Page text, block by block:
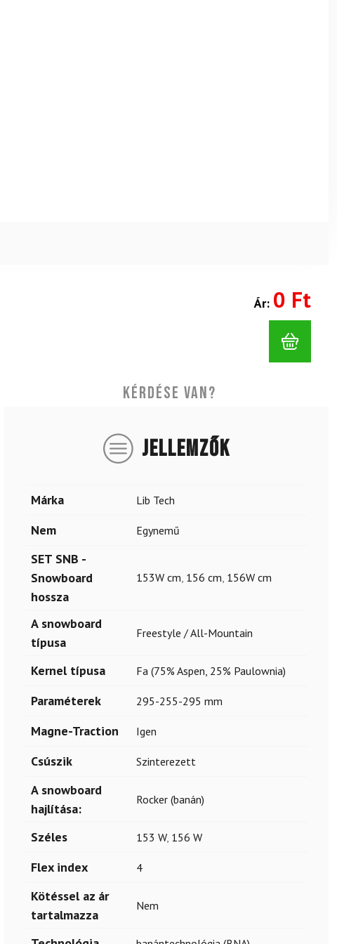
Ár: 0 Ft
Kérdése van?
JELLEMZŐK
Márka Lib Tech
Nem Egynemű
SET SNB -
Snowboard
hossza
153W cm, 156 cm, 156W cm
A snowboard
típusa
Freestyle / All-Mountain
Kernel típusa Fa (75% Aspen, 25% Paulownia)
Paraméterek 295-255-295 mm
Magne-Traction Igen
Csúszik Szinterezett
A snowboard
hajlítása:
Rocker (banán)
Széles 153 W, 156 W
Flex index 4
Kötéssel az ár
tartalmazza
Nem